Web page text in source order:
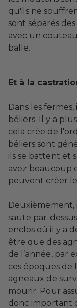
qu'ils ne
sont séparés
avec un
balle.
Et à la
Dans les
béliers. Il y a
cela crée de
béliers sont
ils se battent et
avez beaucoup
peuvent créer le
Deuxièmement,
saute par-
enclos où il y a
être que des
de l’année, par
ces époques de
agneaux de
mourir. Pour
donc important